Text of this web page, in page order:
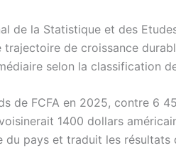
de la Statistique et des
trajectoire de croissance
selon la classification
de FCFA en 2025, contre 6
1400 dollars
pays et traduit les